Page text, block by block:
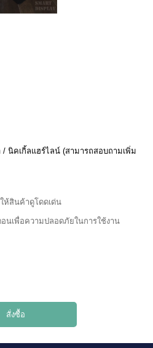
นิคเกิ้ลแฮร์ไลน์ (สามารถสอบถามเพิ่ม
ห้สินค้าดูโดดเด่น
นเพื่อความปลอดภัยในการใช้งาน